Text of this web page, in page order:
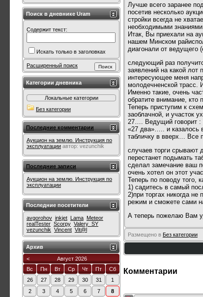
Лучше всего заранее
посетив несколько
стройки всегда не
необходимыми
Итак, Вы приехали на
нашем Минском
диагонали от ведущего
следующий раз
заявлений на какой лот
интересующее меня
молодечненской трасс.
Именно такие, очень
обратите внимание,
Теперь приступим к
заоблачной, и участок
27…. Ведущий говорит :
«27 два»….. и казалось
табличку в вверх… Все
случаев торги срывают
перестанет подымать
сделал замечание ваш
очень хотел он этот
Теперь по поводу того,
1) садитесь в самый
2)при торгах никогда
режим и сможете сами
А теперь пожелаю Вам
Размещено в Без категории
Комментарии
Поиск в дневнике Uram
Содержит текст:
Искать только в заголовках
Расширенный поиск
Категории дневника
Локальные категории
Без категории
Последние комментарии
Аукцион на землю. Инструкция по
эксплуатации автор: vezunchik
Последние записи
Аукцион на землю. Инструкция по
эксплуатации
Последние посетители
avgorohov inkjet Lama Meteor
realTester Scorpy Valery_SY
vezunchik Vincent Vit@l
Архив
<
Август 2026
Вс
Пн Вт Ср Чт Пт
Сб
26
27 28 29 30 31
1
2
3 4 5 6 7
8